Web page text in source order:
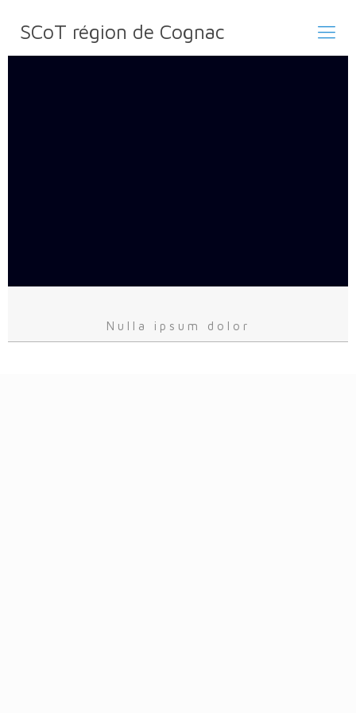
SCoT région de Cognac
Nulla ipsum dolor